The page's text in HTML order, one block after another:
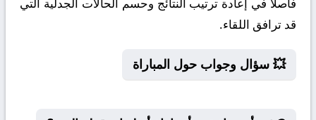
قد ترافق اللقاء.
💥 سؤال وجواب حول المباراة